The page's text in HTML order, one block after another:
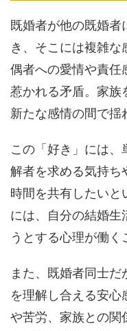
既婚者が他の既婚者
き、そこには複雑
偶者への愛情や責任
惹かれる矛盾。家族
新たな感情の間で揺
この「好き」には
解者を求める気持ち
時間を共有したいと
には、自分の結婚生
うとする心理が働く
また、既婚者同士
を理解し合える安
や苦労、家族との関